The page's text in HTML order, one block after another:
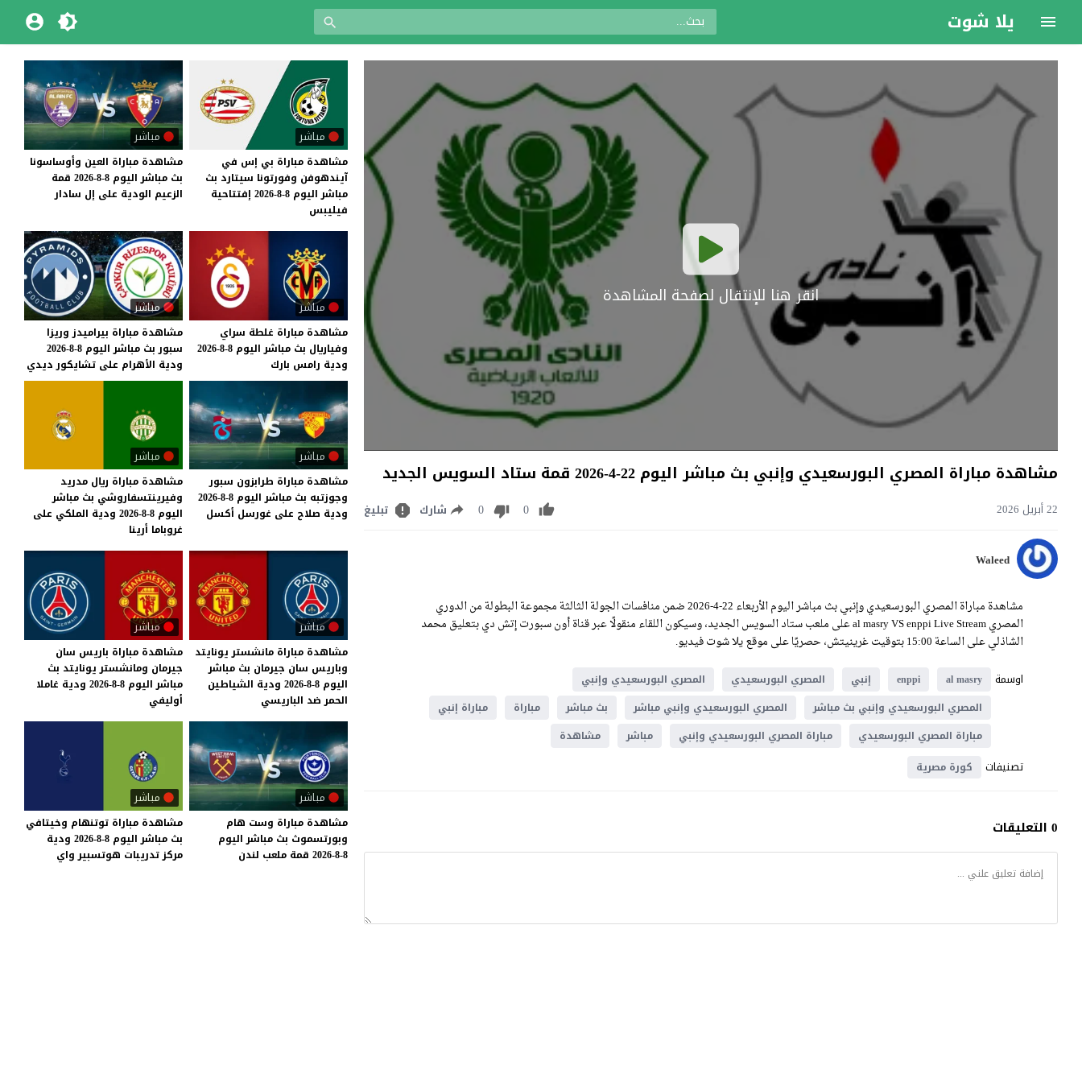
يلا شوت
انقر هنا للإنتقال لصفحة المشاهدة
مشاهدة مباراة المصري البورسعيدي وإنبي بث مباشر اليوم 22-4-2026 قمة ستاد السويس الجديد
22 أبريل 2026 0
0 شارك تبليغ
Waleed
مشاهدة مباراة المصري البورسعيدي وإنبي بث مباشر اليوم الأربعاء 22-4-2026 ضمن منافسات الجولة الثالثة مجموعة البطولة من الدوري
المصري al masry VS enppi Live Stream على ملعب ستاد السويس الجديد، وسيكون اللقاء منقولًا عبر قناة أون سبورت إتش دي بتعليق محمد
الشاذلي على الساعة 15:00 بتوقيت غرينيتش، حصريًا على موقع يلا شوت فيديو.
اوسمة
al masry
enppi إنبي المصري البورسعيدي
المصري البورسعيدي وإنبي
المصري البورسعيدي وإنبي بث مباشر
المصري البورسعيدي وإنبي مباشر بث مباشر مباراة
مباراة إنبي
مباراة المصري البورسعيدي
مباراة المصري البورسعيدي وإنبي مباشر مشاهدة
تصنيفات كورة مصرية
0 التعليقات
مباشر
مشاهدة مباراة بي إس في
آيندهوفن وفورتونا سيتارد بث
مباشر اليوم 8-8-2026 إفتتاحية
فيليبس
مباشر
مشاهدة مباراة العين وأوساسونا
بث مباشر اليوم 8-8-2026
قمة
الزعيم الودية على إل سادار
مباشر
مشاهدة مباراة غلطة سراي
وفياريال بث مباشر اليوم 8-8-2026
ودية رامس بارك
مباشر
مشاهدة مباراة بيراميدز وريزا
سبور بث مباشر اليوم 8-8-2026
ودية الأهرام على تشايكور ديدي
مباشر
مشاهدة مباراة طرابزون سبور
وجوزتبه بث مباشر اليوم 8-8-2026
ودية صلاح على غورسل أكسل
مباشر
مشاهدة مباراة ريال مدريد
وفيرينتسفاروشي بث مباشر
اليوم 8-8-2026 ودية الملكي على
غروباما أرينا
مباشر
مشاهدة مباراة مانشستر يونايتد
وباريس سان جيرمان بث مباشر
اليوم 8-8-2026 ودية الشياطين
الحمر ضد الباريسي
مباشر
مشاهدة مباراة باريس سان
جيرمان ومانشستر يونايتد بث
مباشر اليوم 8-8-2026 ودية غاملا
أوليفي
مباشر
مشاهدة مباراة وست هام
وبورتسموث بث مباشر اليوم
8-8-2026
قمة ملعب لندن
مباشر
مشاهدة مباراة توتنهام وخيتافي
بث مباشر اليوم 8-8-2026
ودية
مركزتدريبات هوتسبير واي